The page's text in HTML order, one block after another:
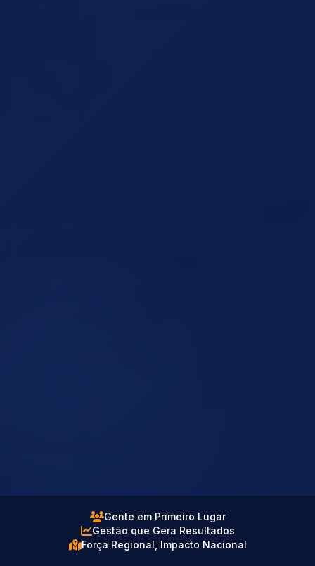
Gente em Primeiro Lugar
Gestão que Gera Resultados
Força Regional, Impacto Nacional